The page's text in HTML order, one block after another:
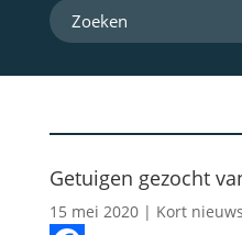
Getuigen gezocht
15 mei 2020| Kort nieuws